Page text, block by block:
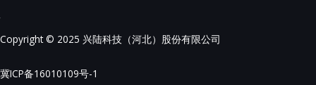
Copyright © 2025 兴陆科技（河北）股份有限公司
冀ICP备16010109号-1